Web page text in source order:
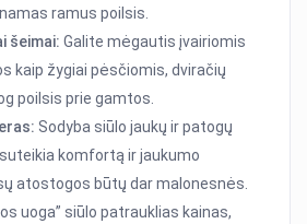
ramus poilsis.
šeimai: Galite mėgautis įvairiomis
kaip žygiai pėsčiomis, dviračių
poilsis prie gamtos.
Sodyba siūlo jaukų ir patogų
komfortą ir jaukumo
atostogos būtų dar malonesnės.
uoga” siūlo patrauklias kainas,